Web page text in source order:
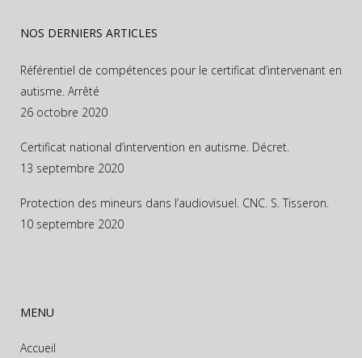
NOS DERNIERS ARTICLES
Référentiel de compétences pour le certificat d’intervenant en
autisme. Arrêté
26 octobre 2020
Certificat national d’intervention en autisme. Décret.
13 septembre 2020
Protection des mineurs dans l’audiovisuel. CNC. S. Tisseron.
10 septembre 2020
MENU
Accueil